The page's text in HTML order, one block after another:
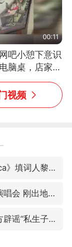
00:11
吧小憩下意识
脑桌，店家3
机械臂损坏
视频
《Monica》填词人黎彼得去世
逃犯看演唱会 刚出地铁就被逮住
周杰伦方辟谣“私生子”传闻